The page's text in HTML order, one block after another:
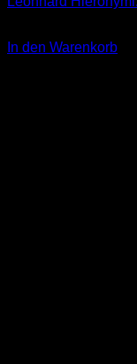
In den Warenkorb